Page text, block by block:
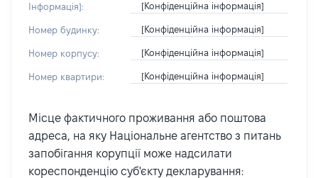
Інформація]:
[Конфіденційна інформація]
Номер будинку: [Конфіденційна інформація]
Номер корпусу: [Конфіденційна інформація]
Номер квартири: [Конфіденційна інформація]
Місце фактичного проживання або поштова
адреса, на яку Національне агентство з питань
запобігання корупції може надсилати
кореспонденцію суб'єкту декларування: